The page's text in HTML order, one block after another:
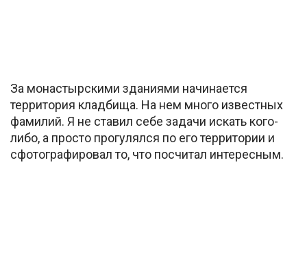
За монастырскими зданиями начинается
территория кладбища. На нем много известных
фамилий. Я не ставил себе задачи искать кого-
либо, а просто прогулялся по его территории и
сфотографировал то, что посчитал интересным.